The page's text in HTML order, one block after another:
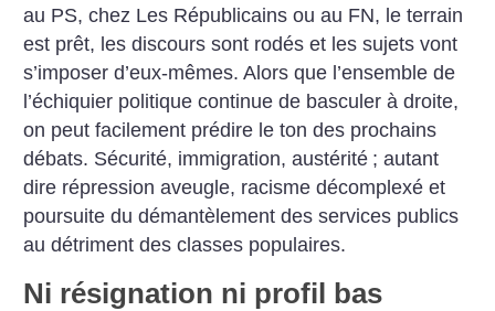
au PS, chez Les Républicains ou au FN, le terrain
est prêt, les discours sont rodés et les sujets vont
s’imposer d’eux-mêmes. Alors que l’ensemble de
l’échiquier politique continue de basculer à droite,
on peut facilement prédire le ton des prochains
débats. Sécurité, immigration, austérité ; autant
dire répression aveugle, racisme décomplexé et
poursuite du démantèlement des services publics
au détriment des classes ­populaires.
Ni résignation ni profil bas